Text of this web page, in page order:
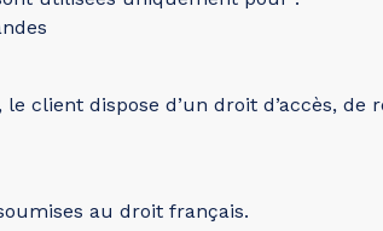
le client dispose d’un droit d’accès,
au droit français.